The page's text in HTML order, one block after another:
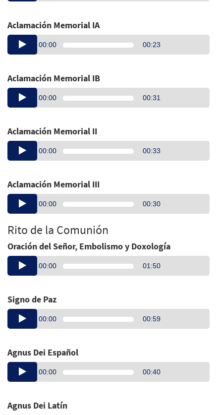
Aclamación Memorial IA
Audio
Player
00:00 00:23
Aclamación Memorial IB
Audio
Player
00:00 00:31
Aclamación Memorial II
Audio
Player
00:00 00:33
Aclamación Memorial III
Audio
Player
00:00 00:30
Rito de la Comunión
Oración del Señor, Embolismo y Doxología
Audio
Player
00:00 01:50
Signo de Paz
Audio
Player
00:00 00:59
Agnus Dei Español
Audio
Player
00:00 00:40
Agnus Dei Latín